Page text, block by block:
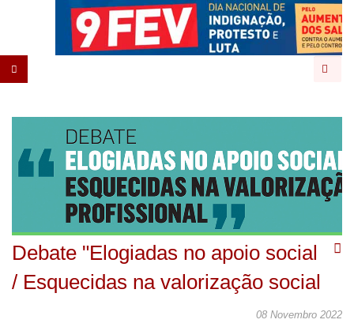
Debate "Elogiadas no apoio social
/ Esquecidas na valorização social
08 Novembro 2022